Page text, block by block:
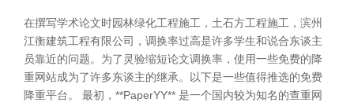
在撰写学术论文时园林绿化工程施工，土石方工程施工，滨州
江衡建筑工程有限公司，调换率过高是许多学生和说合东谈主
员靠近的问题。为了灵验缩短论文调换率，使用一些免费的降
重网站成为了许多东谈主的继承。以下是一些值得推选的免费
降重平台。 最初，**PaperYY** 是一个国内较为知名的查重网